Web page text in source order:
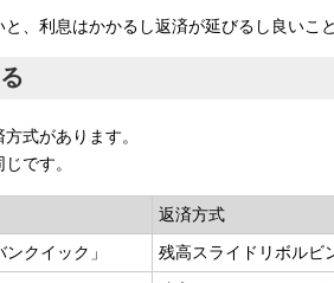
、利息はかかるし返済が延びるし良いこ
式があります。
です。
返済方式
クイック」
残高スライドリボルビ